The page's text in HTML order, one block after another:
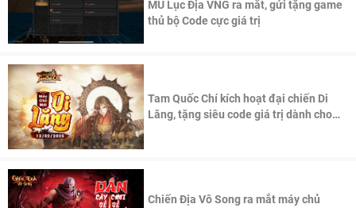
MU Lục Địa VNG ra mắt, gửi tặng game
thủ bộ Code cực giá trị
Tam Quốc Chí kích hoạt đại chiến Di
Lăng, tặng siêu code giá trị dành cho
Chiến Địa Vô Song ra mắt máy chủ